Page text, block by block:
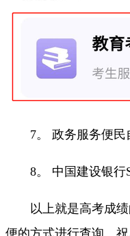
7。 政务服务便民
8。 中国建设银行
以上就是高考成绩
便的方式进行查询。